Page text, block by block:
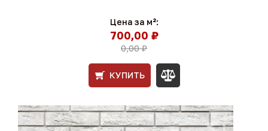
Цена за м²:
700,00 ₽
0,00 ₽
КУПИТЬ